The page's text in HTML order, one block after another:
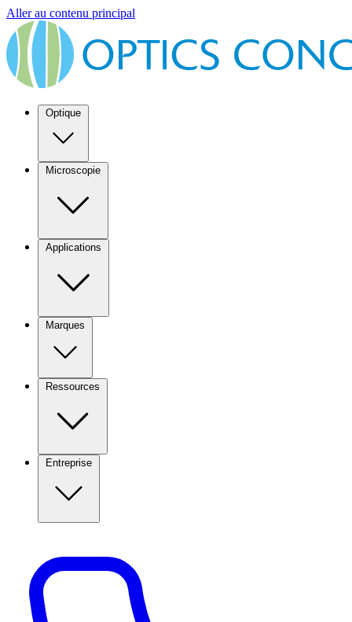
Aller au contenu principal
Optique
Microscopie
Applications
Marques
Ressources
Entreprise